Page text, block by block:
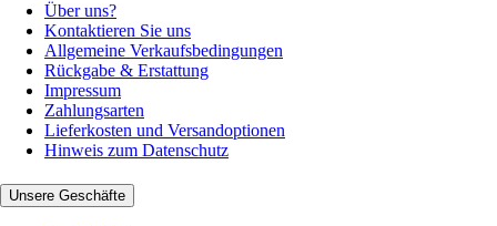
Über uns?
Kontaktieren Sie uns
Allgemeine Verkaufsbedingungen
Rückgabe & Erstattung
Impressum
Zahlungsarten
Lieferkosten und Versandoptionen
Hinweis zum Datenschutz
Unsere Geschäfte